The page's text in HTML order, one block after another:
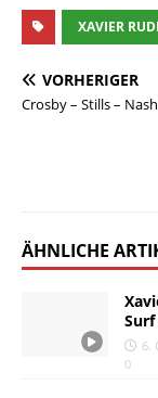
XAVIER
VORHERIGER
Crosby – Stills –
ÄHNLICHE
6.
0